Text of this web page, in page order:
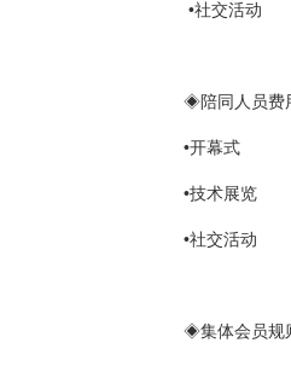
•社交活动
◈陪同人员费
•开幕式
•技术展览
•社交活动
◈集体会员规